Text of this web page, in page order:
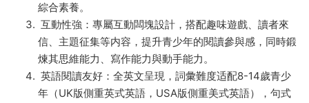
綜合素養。
互動性強：專屬互動闆塊設計，搭配趣味遊戲、讀者來
信、主題征集等内容，提升青少年的閱讀參與感，同時鍛
煉其思維能力、寫作能力與動手能力。
英語閱讀友好：全英文呈現，詞彙難度适配8-14歲青少
年（UK版側重英式英語，USA版側重美式英語），句式